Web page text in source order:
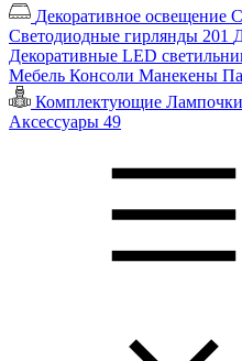
Декоративное освещение
Светодиодные гирлянды 201
Декоративные LED
Мебель Консоли Манекены
Комплектующие Лампочки
Аксессуары 49